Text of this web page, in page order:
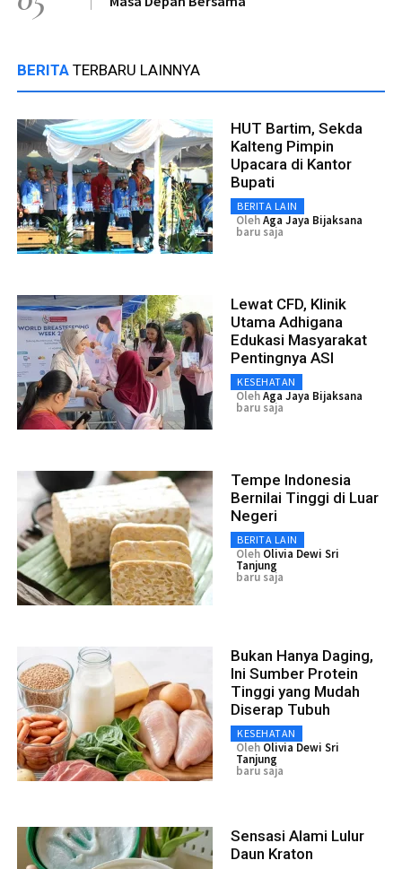
BERITA TERBARU LAINNYA
HUT Bartim, Sekda
Kalteng Pimpin
Upacara di Kantor
Bupati
BERITA LAIN
OlehAga Jaya Bijaksana
baru saja
Lewat CFD, Klinik
Utama Adhigana
Edukasi Masyarakat
Pentingnya ASI
KESEHATAN
OlehAga Jaya Bijaksana
baru saja
Tempe Indonesia
Bernilai Tinggi di Luar
Negeri
BERITA LAIN
Oleh Olivia Dewi Sri
Tanjung
baru saja
Bukan Hanya Daging,
Ini Sumber Protein
Tinggi yang Mudah
Diserap Tubuh
KESEHATAN
Oleh Olivia Dewi Sri
Tanjung
baru saja
Sensasi Alami Lulur
Daun Kraton